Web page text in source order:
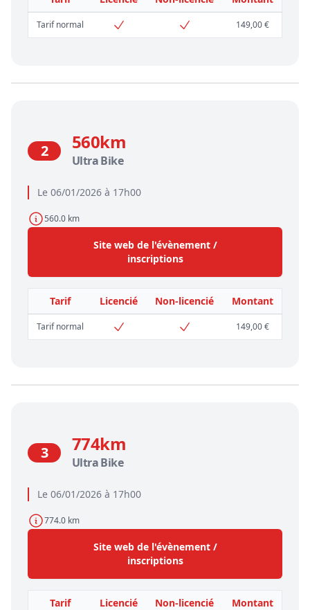
Tarif normal 149,00 €
Le 06/01/2026 à 17h00
560.0 km
2 560km
Ultra Bike
Site web de l'évènement /
inscriptions
Tarif Licencié Non-licencié Montant
Tarif normal 149,00 €
Le 06/01/2026 à 17h00
774.0 km
3 774km
Ultra Bike
Site web de l'évènement /
inscriptions
Tarif Licencié Non-licencié Montant